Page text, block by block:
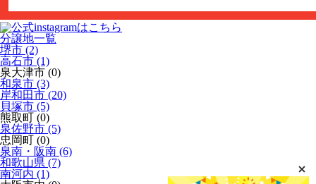
分譲地一覧
堺市 (2)
高石市 (1)
泉大津市 (0)
和泉市 (3)
岸和田市 (20)
貝塚市 (5)
熊取町 (0)
泉佐野市 (5)
忠岡町 (0)
泉南・阪南 (6)
和歌山県 (7)
南河内 (1)